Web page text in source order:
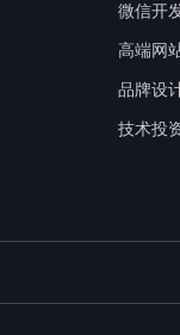
微信开
高端网
品牌设
技术投